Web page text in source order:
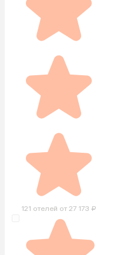
121 отелей от 27 173 ₽